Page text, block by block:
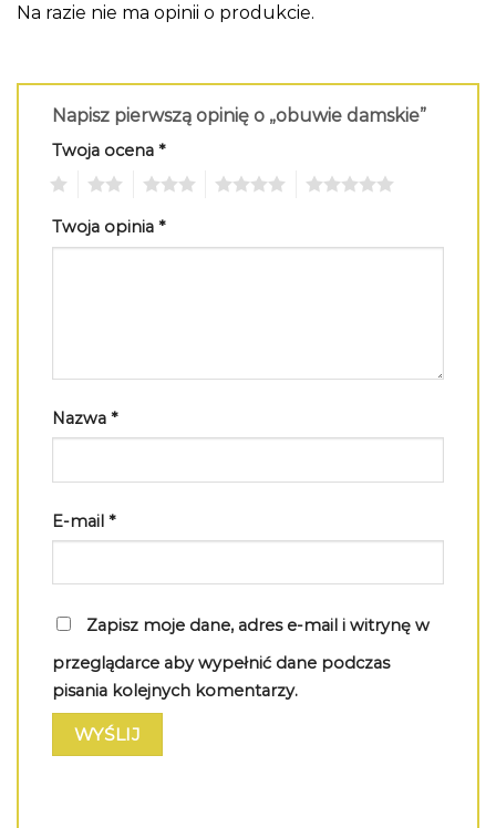
Na razie nie ma opinii o produkcie.
Napisz pierwszą opinię o „obuwie damskie”
Twoja ocena *
Twoja opinia *
Nazwa *
E-mail *
Zapisz moje dane, adres e-mail i witrynę w
przeglądarce aby wypełnić dane podczas
pisania kolejnych komentarzy.